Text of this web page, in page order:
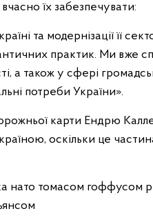
їх забезпечувати:
та модернізації її
практик. Ми вже
а також у сфері
потреби України».
карти Ендрю
оскільки це